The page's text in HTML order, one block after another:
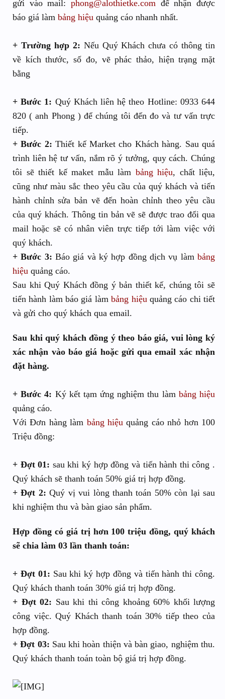
gửi vào mail: phong@alothietke.com để nhận được
báo giá làm bảng hiệu quảng cáo nhanh nhất.
+ Trường hợp 2: Nếu Quý Khách chưa có thông tin
về kích thước, số đo, vẽ phác thảo, hiện trạng mặt
bằng
+ Bước 1: Quý Khách liên hệ theo Hotline: 0933 644
820 ( anh Phong ) để chúng tôi đến đo và tư vấn trực
tiếp.
+ Bước 2: Thiết kế Market cho Khách hàng. Sau quá
trình liên hệ tư vấn, nắm rõ ý tưởng, quy cách. Chúng
tôi sẽ thiết kế maket mẫu làm bảng hiệu, chất liệu,
cũng như màu sắc theo yêu cầu của quý khách và tiến
hành chỉnh sửa bản vẽ đến hoàn chỉnh theo yêu cầu
của quý khách. Thông tin bản vẽ sẽ được trao đổi qua
mail hoặc sẽ có nhân viên trực tiếp tới làm việc với
quý khách.
+ Bước 3: Báo giá và ký hợp đồng dịch vụ làmbảng
hiệu quảng cáo.
Sau khi Quý Khách đồng ý bản thiết kế, chúng tôi sẽ
tiến hành làm báo giá làmbảng hiệuquảng cáo chi tiết
và gửi cho quý khách qua email.
Sau khi quý khách đồng ý theo báo giá, vui lòng ký
xác nhận vào báo giá hoặc gửi qua email xác nhận
đặt hàng.
+ Bước 4: Ký kết tạm ứng nghiệm thu làm bảng hiệu
quảng cáo.
Với Đơn hàng làm bảng hiệu quảng cáo nhỏ hơn 100
Triệu đồng:
+ Đợt 01: sau khi ký hợp đồng và tiến hành thi công .
Quý khách sẽ thanh toán 50% giá trị hợp đồng.
+ Đợt 2: Quý vị vui lòng thanh toán 50% còn lại sau
khi nghiệm thu và bàn giao sản phẩm.
Hợp đồng có giá trị hơn 100 triệu đồng, quý khách
sẽ chia làm 03 lần thanh toán:
+ Đợt 01: Sau khi ký hợp đồng và tiến hành thi công.
Quý khách thanh toán 30% giá trị hợp đồng.
+ Đợt 02: Sau khi thi công khoảng 60% khối lượng
công việc. Quý Khách thanh toán 30% tiếp theo của
hợp đồng.
+ Đợt 03: Sau khi hoàn thiện và bàn giao, nghiệm thu.
Quý khách thanh toán toàn bộ giá trị hợp đồng.